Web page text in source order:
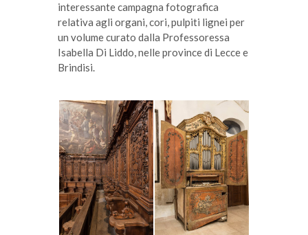
interessante campagna fotografica
relativa agli organi, cori, pulpiti lignei per
un volume curato dalla Professoressa
Isabella Di Liddo, nelle province di Lecce e
Brindisi.